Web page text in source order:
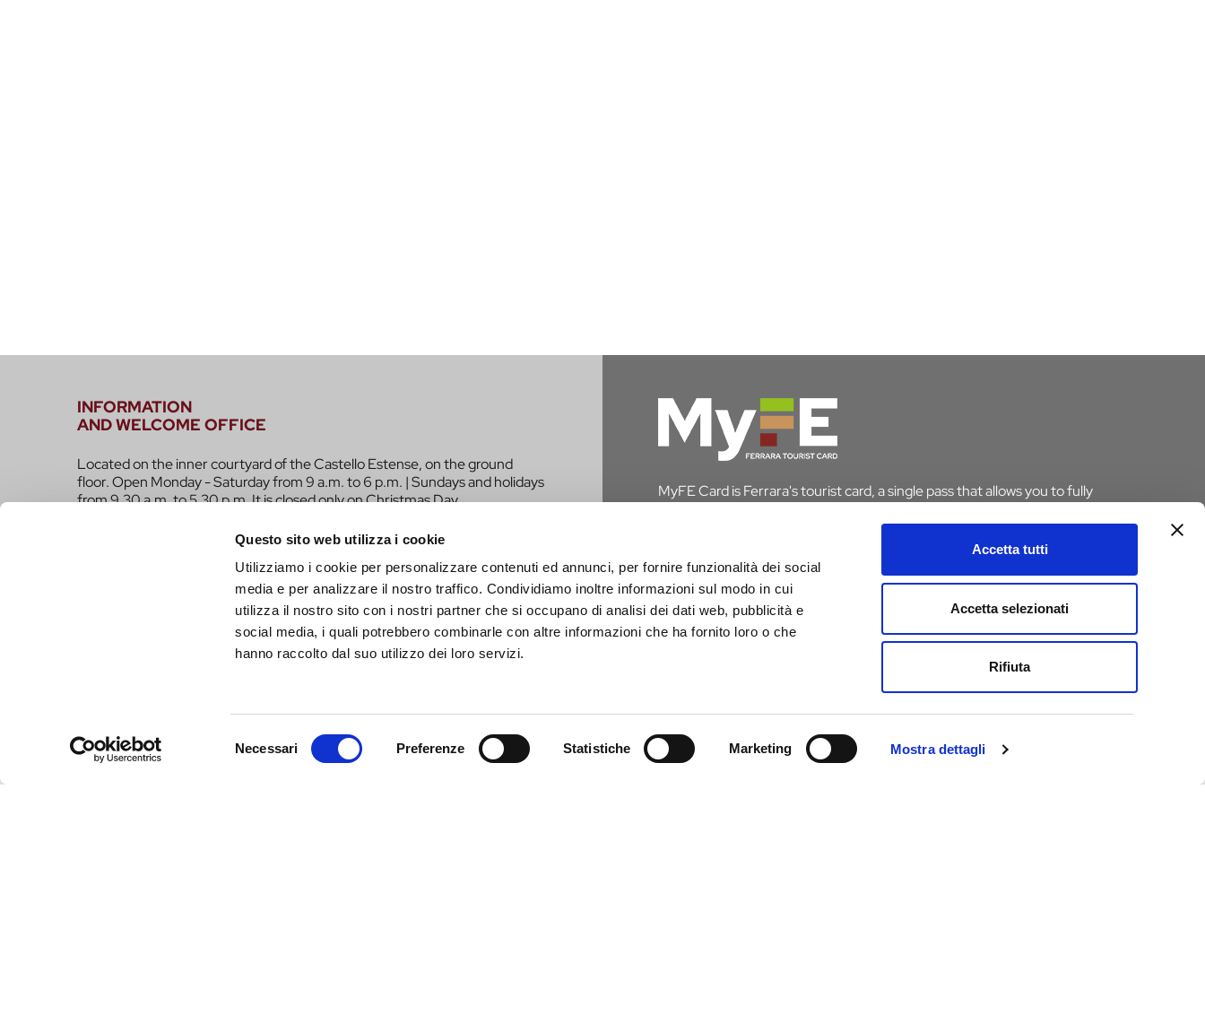
Questo sito web utilizza i cookie
Utilizziamo i cookie per personalizzare contenuti ed annunci, per fornire funzionalità dei social
media e per analizzare il nostro traffico. Condividiamo inoltre informazioni sul modo in cui
utilizza il nostro sito con i nostri partner che si occupano di analisi dei dati web, pubblicità e
social media, i quali potrebbero combinarle con altre informazioni che ha fornito loro o che
hanno raccolto dal suo utilizzo dei loro servizi.
Necessari Preferenze Statistiche Marketing Mostra dettagli
Accetta tutti
Accetta selezionati
Rifiuta
INFORMATION
AND WELCOME OFFICE
Located on the inner courtyard of the Castello Estense, on the ground
floor. Open Monday - Saturday from 9 a.m. to 6 p.m. | Sundays and holidays
from 9.30 a.m. to 5.30 p.m. It is closed only on Christmas Day.
infotur@comune.fe.it 0532-419190
ARE YOU A TOUR OPERATOR AND WOULD YOU LIKE TO BE
CONTACTED TO BE PART OF THE INFERRARA PROJECT?
MyFE Card is Ferrara's tourist card, a single pass that allows you to fully
in Ferrara, you are exempt from the tourist tax.
DISCOVER MYFE CARD